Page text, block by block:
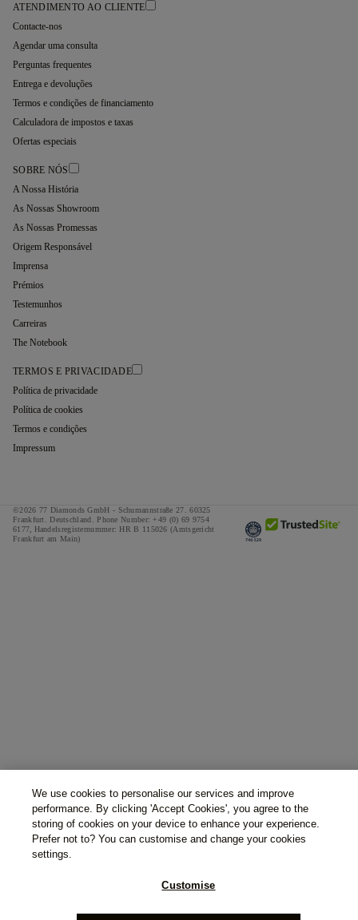
ATENDIMENTO AO CLIENTE
Contacte-nos
Agendar uma consulta
Perguntas frequentes
Entrega e devoluções
Termos e condições de financiamento
Calculadora de impostos e taxas
Ofertas especiais
SOBRE NÓS
A Nossa História
As Nossas Showroom
As Nossas Promessas
Origem Responsável
Imprensa
Prémios
Testemunhos
Carreiras
The Notebook
TERMOS E PRIVACIDADE
Política de privacidade
Política de cookies
Termos e condições
Impressum
©2026 77 Diamonds GmbH - Schumannstraße 27. 60325
Frankfurt. Deutschland. Phone Number: +49 (0) 69 9754
6177, Handelsregisternummer: HR B 115026 (Amtsgericht
Frankfurt am Main)
We use cookies to personalise our services and improve
performance. By clicking 'Accept Cookies', you agree to the
storing of cookies on your device to enhance your experience.
Prefer not to? You can customise and change your cookies
settings.
Customise